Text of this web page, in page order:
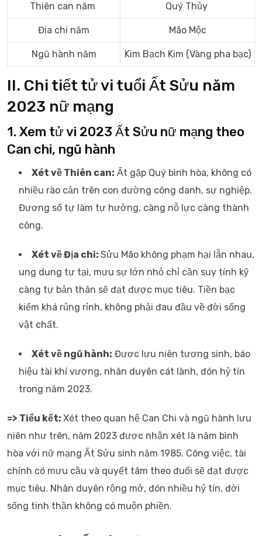
Thiên can năm Quý Thủy
Địa chi năm Mão Mộc
Ngũ hành năm Kim Bạch Kim (Vàng pha bạc)
II. Chi tiết tử vi tuổi Ất Sửu năm
2023 nữ mạng
1. Xem tử vi 2023 Ất Sửu nữ mạng theo
Can chi, ngũ hành
Xét về Thiên can: Ất gặp Quý bình hòa, không có
nhiều rào cản trên con đường công danh, sự nghiệp.
Đương số tự làm tự hưởng, càng nỗ lực càng thành
công.
Xét về Địa chi: Sửu Mão không phạm hại lẫn nhau,
ung dung tự tại, mưu sự lớn nhỏ chỉ cần suy tính kỹ
càng tự bản thân sẽ đạt được mục tiêu. Tiền bạc
kiếm khá rủng rỉnh, không phải đau đầu về đời sống
vật chất.
Xét về ngũ hành: Được lưu niên tương sinh, báo
hiệu tài khí vượng, nhân duyên cát lành, đón hỷ tín
trong năm 2023.
=> Tiểu kết: Xét theo quan hệ Can Chi và ngũ hành lưu
niên như trên, năm 2023 được nhận xét là năm bình
hòa với nữ mạng Ất Sửu sinh năm 1985. Công việc, tài
chính có mưu cầu và quyết tâm theo đuổi sẽ đạt được
mục tiêu. Nhân duyên rộng mở, đón nhiều hỷ tín, đời
sống tinh thần không có muộn phiền.